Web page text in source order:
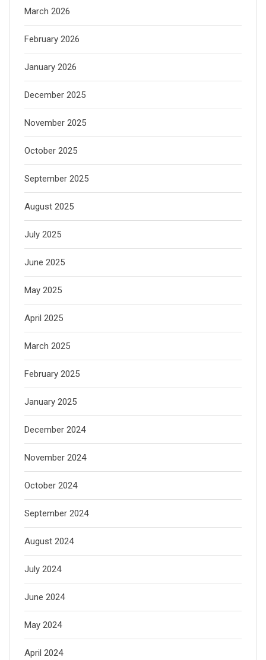
March 2026
February 2026
January 2026
December 2025
November 2025
October 2025
September 2025
August 2025
July 2025
June 2025
May 2025
April 2025
March 2025
February 2025
January 2025
December 2024
November 2024
October 2024
September 2024
August 2024
July 2024
June 2024
May 2024
April 2024